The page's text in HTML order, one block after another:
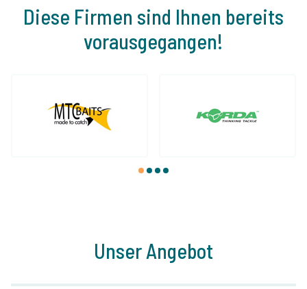
Diese Firmen sind Ihnen bereits
vorausgegangen!
1 2 3 4
Unser Angebot